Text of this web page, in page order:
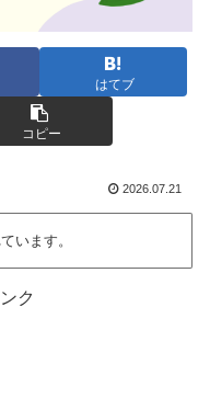
はてブ
コピー
2026.07.21
います。
ク